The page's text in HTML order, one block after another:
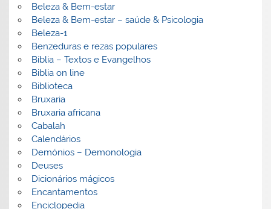
Beleza & Bem-estar
Beleza & Bem-estar – saúde & Psicologia
Beleza-1
Benzeduras e rezas populares
Bíblia – Textos e Evangelhos
Biblia on line
Biblioteca
Bruxaria
Bruxaria africana
Cabalah
Calendários
Demónios – Demonologia
Deuses
Dicionários mágicos
Encantamentos
Enciclopedia